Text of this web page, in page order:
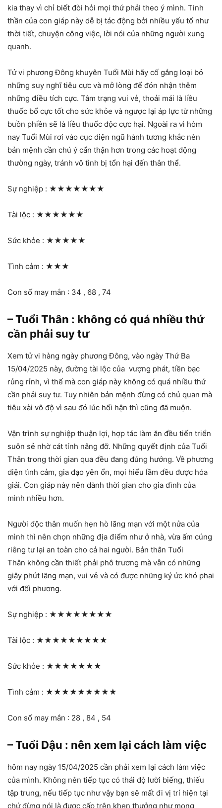
kia thay vì chỉ biết đòi hỏi mọi thứ phải theo ý mình. Tinh
thần của con giáp này dễ bị tác động bởi nhiều yếu tố như
thời tiết, chuyện công việc, lời nói của những người xung
quanh.
Tử vi phương Đông khuyên Tuổi Mùi hãy cố gắng loại bỏ
những suy nghĩ tiêu cực và mở lòng để đón nhận thêm
những điều tích cực. Tâm trạng vui vẻ, thoải mái là liều
thuốc bổ cực tốt cho sức khỏe và ngược lại áp lực từ những
buồn phiền sẽ là liều thuốc độc cực hại. Ngoài ra vì hôm
nay Tuổi Mùi rơi vào cục diện ngũ hành tương khắc nên
bản mệnh cần chú ý cẩn thận hơn trong các hoạt động
thường ngày, tránh vô tình bị tổn hại đến thân thể.
Sự nghiệp : ★★★★★★★
Tài lộc : ★★★★★★
Sức khỏe : ★★★★★
Tình cảm : ★★★
Con số may mắn : 34 , 68 , 74
– Tuổi Thân : không có quá nhiều thứ
cần phải suy tư
Xem tử vi hàng ngày phương Đông, vào ngày Thứ Ba
15/04/2025 này, đường tài lộc của vượng phát, tiền bạc
rủng rỉnh, vì thế mà con giáp này không có quá nhiều thứ
cần phải suy tư. Tuy nhiên bản mệnh đừng có chủ quan mà
tiêu xài vô độ vì sau đó lúc hối hận thì cũng đã muộn.
Vận trình sự nghiệp thuận lợi, hợp tác làm ăn đều tiến triển
suôn sẻ nhờ cát tính nâng đỡ. Những quyết định của Tuổi
Thân trong thời gian qua đều đang đúng hướng. Về phương
diện tình cảm, gia đạo yên ổn, mọi hiểu lầm đều được hóa
giải. Con giáp này nên dành thời gian cho gia đình của
mình nhiều hơn.
Người độc thân muốn hẹn hò lãng mạn với một nửa của
mình thì nên chọn những địa điểm như ở nhà, vừa ấm cúng
riêng tư lại an toàn cho cả hai người. Bản thân Tuổi
Thân không cần thiết phải phô trương mà vẫn có những
giây phút lãng mạn, vui vẻ và có được những ký ức khó phai
với đối phương.
Sự nghiệp : ★★★★★★★★
Tài lộc : ★★★★★★★★★
Sức khỏe : ★★★★★★★
Tình cảm : ★★★★★★★★★
Con số may mắn : 28 , 84 , 54
– Tuổi Dậu : nên xem lại cách làm việc
hôm nay ngày 15/04/2025 cần phải xem lại cách làm việc
của mình. Không nên tiếp tục có thái độ lười biếng, thiếu
tập trung, nếu tiếp tục như vậy bạn sẽ mất đi vị trí hiện tại
chứ đừng nói là được cấp trên khen thưởng như mong